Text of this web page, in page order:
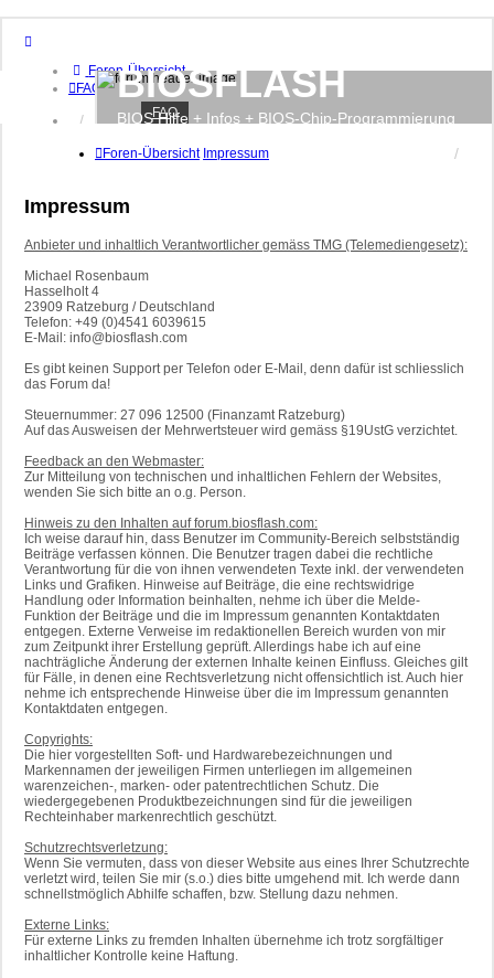
Foren-Übersicht
FAQ
Anmelden
BIOSFLASH
BIOS Hilfe + Infos + BIOS-Chip-Programmierung
FAQ
Foren-Übersicht Impressum
Impressum
Anbieter und inhaltlich Verantwortlicher gemäss TMG (Telemediengesetz):
Michael Rosenbaum
Hasselholt 4
23909 Ratzeburg / Deutschland
Telefon: +49 (0)4541 6039615
E-Mail: info@biosflash.com
Es gibt keinen Support per Telefon oder E-Mail, denn dafür ist schliesslich
das Forum da!
Steuernummer: 27 096 12500 (Finanzamt Ratzeburg)
Auf das Ausweisen der Mehrwertsteuer wird gemäss §19UstG verzichtet.
Feedback an den Webmaster:
Zur Mitteilung von technischen und inhaltlichen Fehlern der Websites,
wenden Sie sich bitte an o.g. Person.
Hinweis zu den Inhalten auf forum.biosflash.com:
Ich weise darauf hin, dass Benutzer im Community-Bereich selbstständig
Beiträge verfassen können. Die Benutzer tragen dabei die rechtliche
Verantwortung für die von ihnen verwendeten Texte inkl. der verwendeten
Links und Grafiken. Hinweise auf Beiträge, die eine rechtswidrige
Handlung oder Information beinhalten, nehme ich über die Melde-
Funktion der Beiträge und die im Impressum genannten Kontaktdaten
entgegen. Externe Verweise im redaktionellen Bereich wurden von mir
zum Zeitpunkt ihrer Erstellung geprüft. Allerdings habe ich auf eine
nachträgliche Änderung der externen Inhalte keinen Einfluss. Gleiches gilt
für Fälle, in denen eine Rechtsverletzung nicht offensichtlich ist. Auch hier
nehme ich entsprechende Hinweise über die im Impressum genannten
Kontaktdaten entgegen.
Copyrights:
Die hier vorgestellten Soft- und Hardwarebezeichnungen und
Markennamen der jeweiligen Firmen unterliegen im allgemeinen
warenzeichen-, marken- oder patentrechtlichen Schutz. Die
wiedergegebenen Produktbezeichnungen sind für die jeweiligen
Rechteinhaber markenrechtlich geschützt.
Schutzrechtsverletzung:
Wenn Sie vermuten, dass von dieser Website aus eines Ihrer Schutzrechte
verletzt wird, teilen Sie mir (s.o.) dies bitte umgehend mit. Ich werde dann
schnellstmöglich Abhilfe schaffen, bzw. Stellung dazu nehmen.
Externe Links:
Für externe Links zu fremden Inhalten übernehme ich trotz sorgfältiger
inhaltlicher Kontrolle keine Haftung.